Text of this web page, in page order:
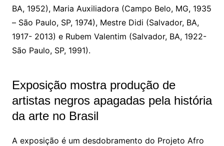
BA, 1952), Maria Auxiliadora (Campo Belo, MG, 1935
– São Paulo, SP, 1974), Mestre Didi (Salvador, BA,
1917- 2013) e Rubem Valentim (Salvador, BA, 1922-
São Paulo, SP, 1991).
Exposição mostra produção de
artistas negros apagadas pela história
da arte no Brasil
A exposição é um desdobramento do Projeto Afro